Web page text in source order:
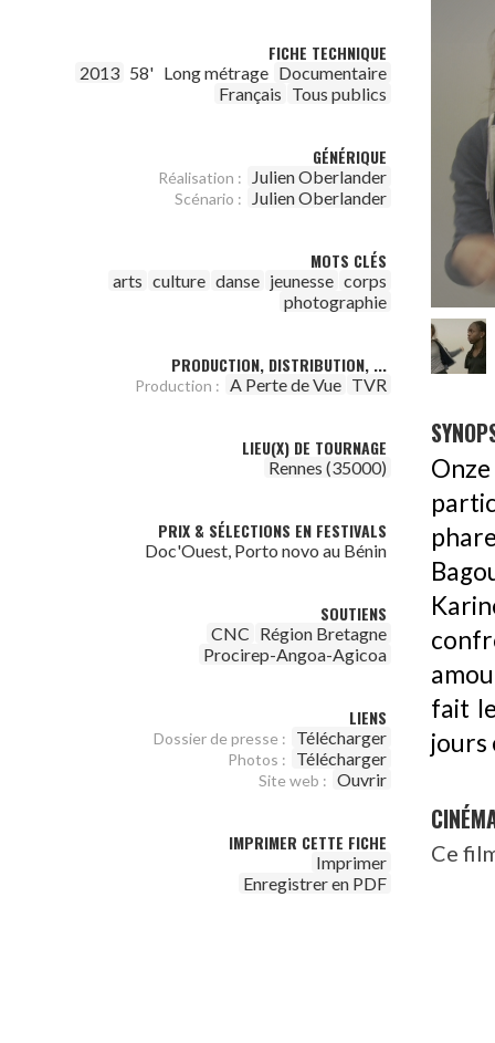
FICHE TECHNIQUE
2013 58' Long métrage Documentaire
Français Tous publics
GÉNÉRIQUE
Réalisation : Julien Oberlander
Scénario : Julien Oberlander
MOTS CLÉS
arts culture danse jeunesse corps
photographie
PRODUCTION, DISTRIBUTION, ...
Production : A Perte de Vue TVR
LIEU(X) DE TOURNAGE
Rennes (35000)
PRIX & SÉLECTIONS EN FESTIVALS
Doc'Ouest, Porto novo au Bénin
SOUTIENS
CNC Région Bretagne
Procirep-Angoa-Agicoa
LIENS
Dossier de presse : Télécharger
Photos : Télécharger
Site web : Ouvrir
IMPRIMER CETTE FICHE
Imprimer
Enregistrer en PDF
fait
jours
Ce